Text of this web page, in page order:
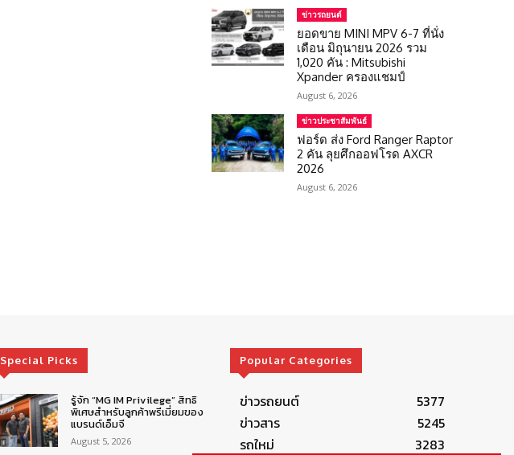
ข่าวรถยนต์
ยอดขาย MINI MPV 6-7 ที่นั่ง
เดือน มิถุนายน 2026 รวม
1,020 คัน : Mitsubishi
Xpander ครองแชมป์
August 6, 2026
ข่าวประชาสัมพันธ์
ฟอร์ด ส่ง Ford Ranger Raptor
2 คัน ลุยศึกออฟโรด AXCR
2026
August 6, 2026
Special Picks
รู้จัก “MG IM Privilege” สิทธิ
พิเศษสำหรับลูกค้าพรีเมี่ยมของ
แบรนด์เอ็มจี
August 5, 2026
Popular Categories
ข่าวรถยนต์
5377
ข่าวสาร
5245
รถใหม่
3283